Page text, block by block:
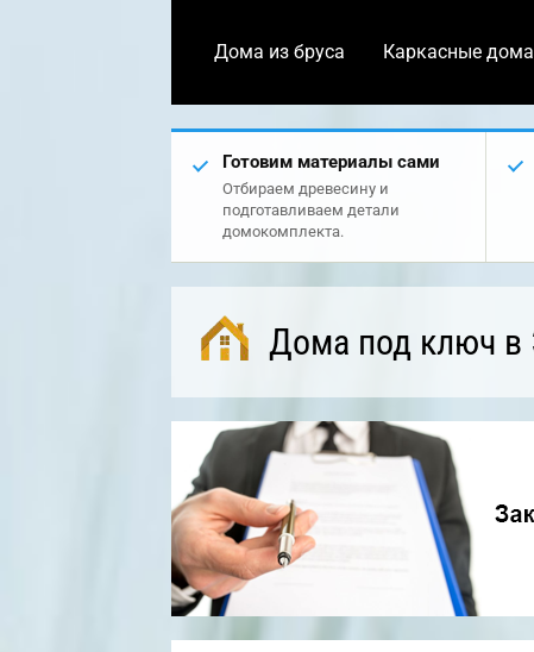
Дома из бруса Каркасные дома
Готовим материалы сами
Отбираем древесину и
подготавливаем детали
домокомплекта.
Дома под ключ в